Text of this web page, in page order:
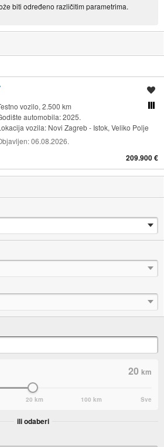
biti određeno različitim parametrima.
vozilo, 2.500 km
automobila: 2025.
vozila: Novi Zagreb - Istok, Veliko Polje
06.08.2026.
209.900 €
20km
20 km 100 km Sve
ili odaberi